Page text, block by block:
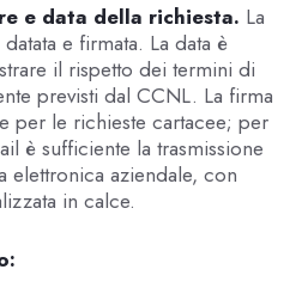
e data della richiesta. La
e firmata. La data è
il rispetto dei termini di
previsti dal CCNL. La firma
per le richieste cartacee; per
è sufficiente la trasmissione
elettronica aziendale, con
in calce.